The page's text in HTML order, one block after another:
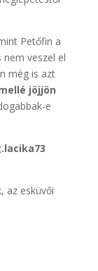
Petőfin a
veszel el
még is azt
jöjjön
e
az esküvői